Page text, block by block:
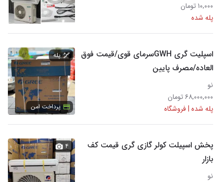
۱۰,۰۰۰ تومان
پله شده
اسپلیت گری GWHسرمای قوی/قیمت فوق
العاده/مصرف پایین
نو
۶۸,۰۰۰,۰۰۰ تومان
پله شده | فروشگاه
پله
پرداخت امن
پخش اسپیلت کولر گازی گری قیمت کف
بازار
نو
۴